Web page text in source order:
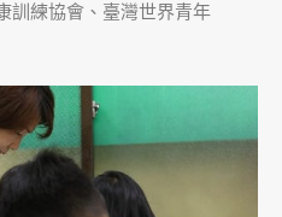
訓練協會、臺灣世界青年